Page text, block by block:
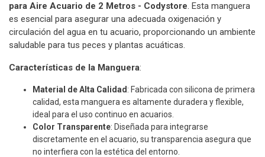
para Aire Acuario de 2 Metros - Codystore. Esta manguera
es esencial para asegurar una adecuada oxigenación y
circulación del agua en tu acuario, proporcionando un ambiente
saludable para tus peces y plantas acuáticas.
Características de la Manguera:
Material de Alta Calidad : Fabricada con silicona de primera
calidad, esta manguera es altamente duradera y flexible,
ideal para el uso continuo en acuarios.
Color Transparente: Diseñada para integrarse
discretamente en el acuario, su transparencia asegura que
no interfiera con la estética del entorno.